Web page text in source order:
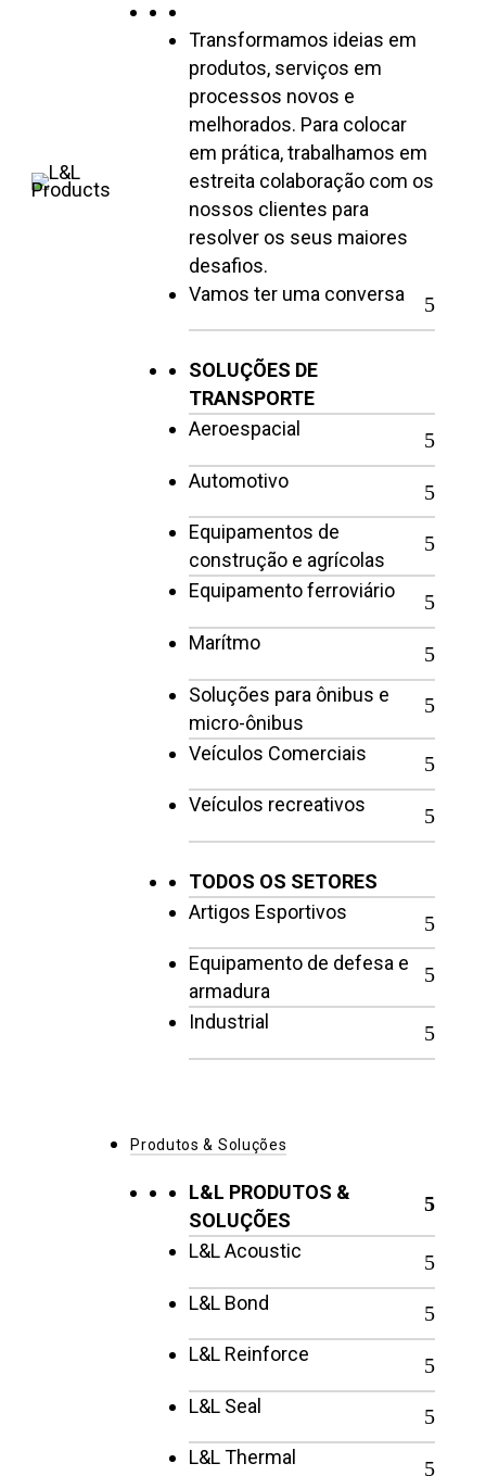
Transformamos ideias em
produtos, serviços em
processos novos e
melhorados. Para colocar
em prática, trabalhamos em
estreita colaboração com os
nossos clientes para
resolver os seus maiores
desafios.
Vamos ter uma conversa
SOLUÇÕES DE
TRANSPORTE
Aeroespacial
Automotivo
Equipamentos de
construção e agrícolas
Equipamento ferroviário
Marítmo
Soluções para ônibus e
micro-ônibus
Veículos Comerciais
Veículos recreativos
TODOS OS SETORES
Artigos Esportivos
Equipamento de defesa e
armadura
Industrial
Produtos & Soluções
L&L PRODUTOS &
SOLUÇÕES
L&L Acoustic
L&L Bond
L&L Reinforce
L&L Seal
L&L Thermal